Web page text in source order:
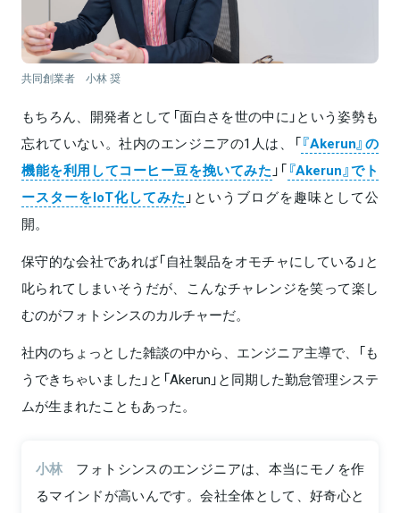
共同創業者 小林 奨
もちろん、開発者として「面白さを世の中に」という姿勢も
忘れていない。社内のエンジニアの1人は、「『Akerun』の
機能を利用してコーヒー豆を挽いてみた 」「『Akerun』でト
ースターをIoT化してみた 」というブログを趣味として公
開。
保守的な会社であれば「自社製品をオモチャにしている」と
叱られてしまいそうだが、こんなチャレンジを笑って楽し
むのがフォトシンスのカルチャーだ。
社内のちょっとした雑談の中から、エンジニア主導で、「も
うできちゃいました」と「Akerun」と同期した勤怠管理システ
ムが生まれたこともあった。
小林
フォトシンスのエンジニアは、本当にモノを作
るマインドが高いんです。会社全体として、好奇心と